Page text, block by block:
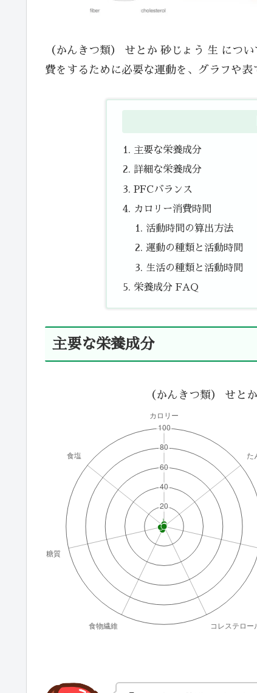
（かんきつ類） せとか 砂じょう 生 につ
費をするために必要な運動を、グラフや表
主要な栄養成分
詳細な栄養成分
PFCバランス
カロリー消費時間
活動時間の算出方法
運動の種類と活動時間
生活の種類と活動時間
栄養成分 FAQ
主要な栄養成分
（かんきつ類） せと